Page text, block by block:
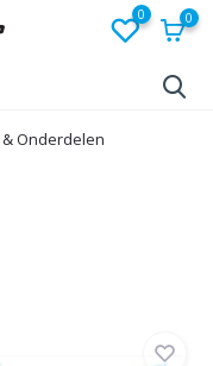
0 0
Onderdelen